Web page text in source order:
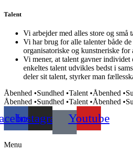
Talent
Vi arbejder med alles store og små
Vi har brug for alle talenter både
organisatoriske og kunstneriske for
Vi mener, at talent gavner
enkeltes talent udvikles bedst i
deler sit talent, styrker man
Åbenhed •Sundhed •Talent •Åbenhed •
Åbenhed •Sundhed •Talent •Åbenhed •
Instagram Youtube
Menu